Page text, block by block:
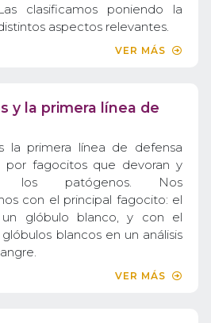
clasificamos poniendo la
aspectos relevantes.
VER MÁS
y la primera línea de
la primera línea de defensa
por fagocitos que devoran y
los patógenos. Nos
con el principal fagocito: el
un glóbulo blanco, y con el
blancos en un análisis
VER MÁS